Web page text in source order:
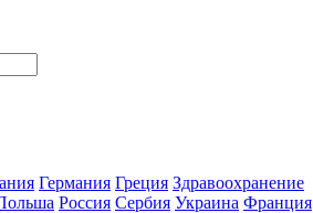
Германия Греция Здравоохранение
Россия Сербия Украина Франция